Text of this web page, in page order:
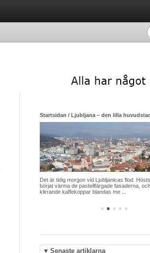
● ● ● ● ●
Startsidan / Ljubljana – den lilla
Det är tidig morgon vid Ljubljanicas flod.
börjat värma de pastellfärgade fasaderna,
klirrande kaffekoppar blandas me ...
▼ Senaste artiklarna